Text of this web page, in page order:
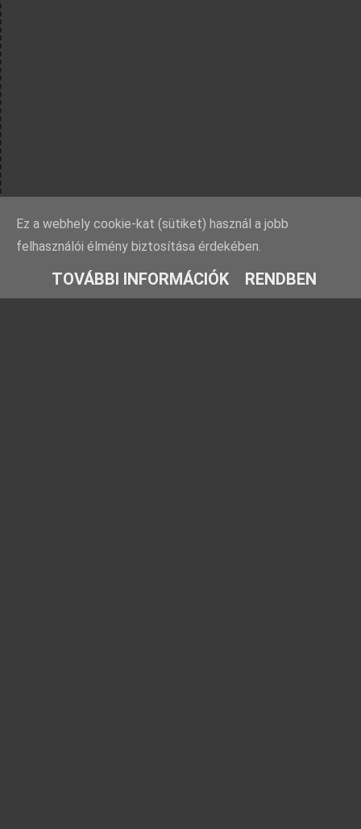
Ez a webhely cookie-kat (sütiket) használ a jobb
felhasználói élmény biztosítása érdekében.
TOVÁBBI INFORMÁCIÓK RENDBEN